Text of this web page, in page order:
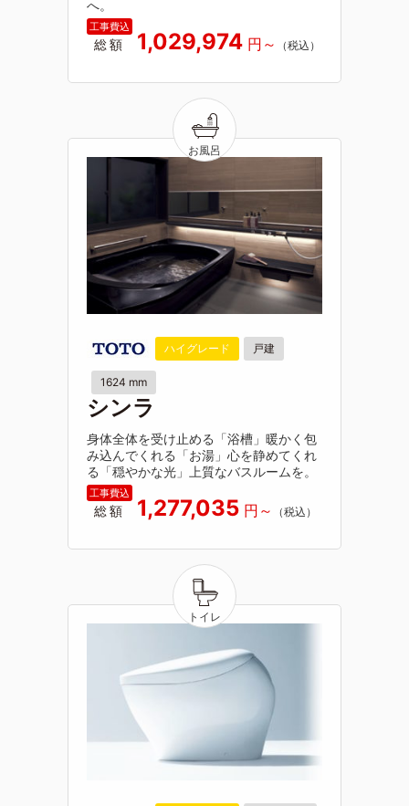
へ。
総額 1,029,974
ハイグレード 戸建
1624 mm
シンラ
身体全体を受け止める「浴槽」暖かく包
み込んでくれる「お湯」心を静めてくれ
る「穏やかな光」上質なバスルームを。
総額 1,277,035